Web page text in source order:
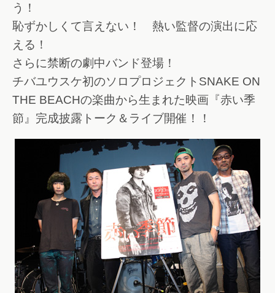
う！
恥ずかしくて言えない！ 熱い監督の演出に応
える！
さらに禁断の劇中バンド登場！
チバユウスケ初のソロプロジェクトSNAKE ON
THE BEACHの楽曲から生まれた映画『赤い季
節』完成披露トーク＆ライブ開催！！